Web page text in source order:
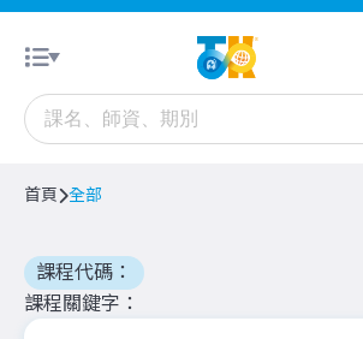
首頁 全部
課程代碼：
課程關鍵字